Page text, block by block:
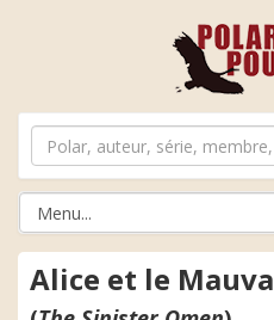
Alice et le